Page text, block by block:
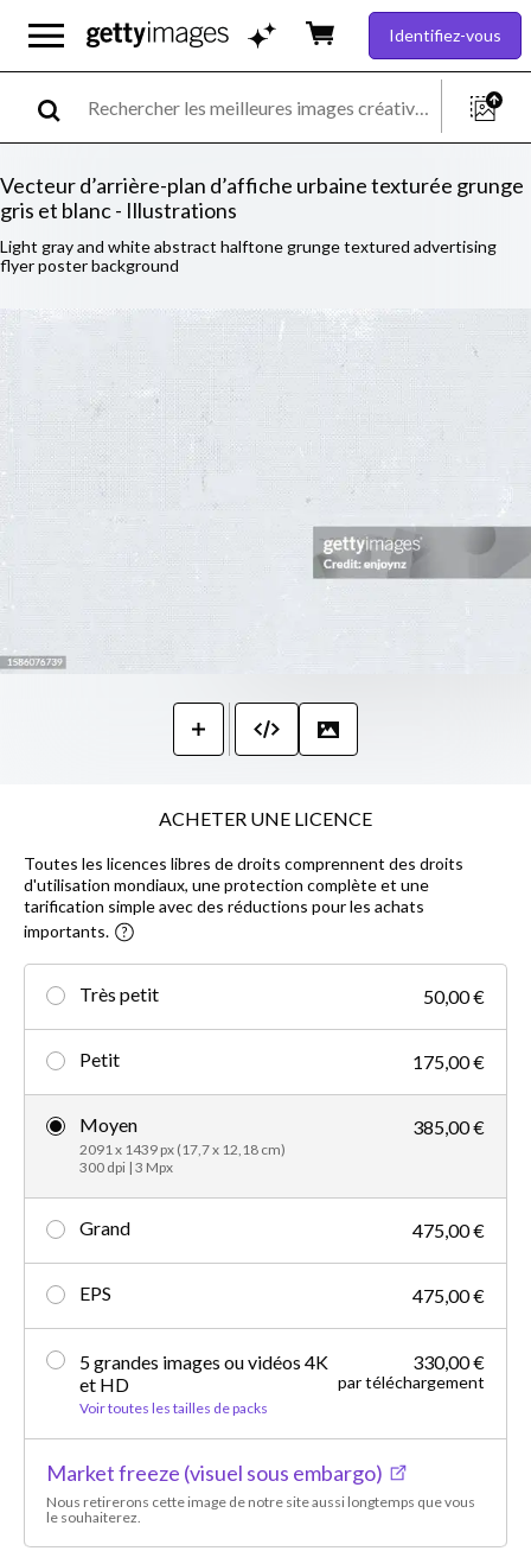
Identifiez-vous
Vecteur d’arrière-plan d’affiche urbaine texturée grunge
gris et blanc - Illustrations
Light gray and white abstract halftone grunge textured advertising
flyer poster background
ACHETER UNE LICENCE
Toutes les licences libres de droits comprennent des droits
d'utilisation mondiaux, une protection complète et une
tarification simple avec des réductions pour les achats
importants.
Très petit 50,00 €
Petit 175,00 €
Moyen
2091 x 1439 px (17,7 x 12,18 cm)
300 dpi | 3 Mpx
385,00 €
Grand 475,00 €
EPS 475,00 €
5 grandes images ou vidéos 4K
et HD
Voir toutes les tailles de packs
330,00 €
par téléchargement
Market freeze (visuel sous embargo)
Nous retirerons cette image de notre site aussi longtemps que vous
le souhaiterez.